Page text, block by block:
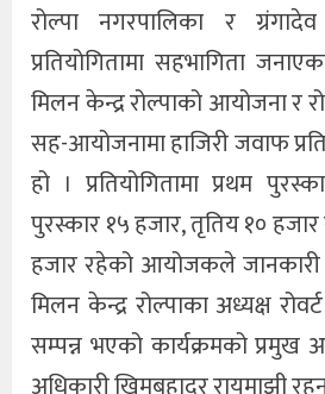
रोल्पा नगरपालिका र
प्रतियोगितामा सहभागिता
मिलन केन्द्र रोल्पाको आयोजना र
सह-आयोजनामा हाजिरी जवाफ
हो । प्रतियोगितामा प्रथम
पुरस्कार १५ हजार, तृतिय १० हजार
हजार रहेको आयोजकले जानकारी
मिलन केन्द्र रोल्पाका अध्यक्ष
सम्पन्न भएको कार्यक्रमको प्रमुख